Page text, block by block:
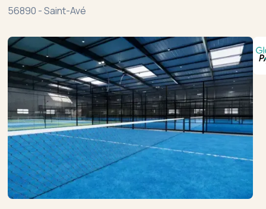
56890 -Saint-Avé